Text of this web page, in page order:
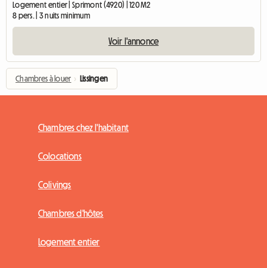
Logement entier | Sprimont (4920) | 120 M2
8 pers. | 3 nuits minimum
Voir l'annonce
Chambres à louer › Lissingen
Chambres chez l'habitant
Colocations
Colivings
Chambres d'hôtes
Logement entier